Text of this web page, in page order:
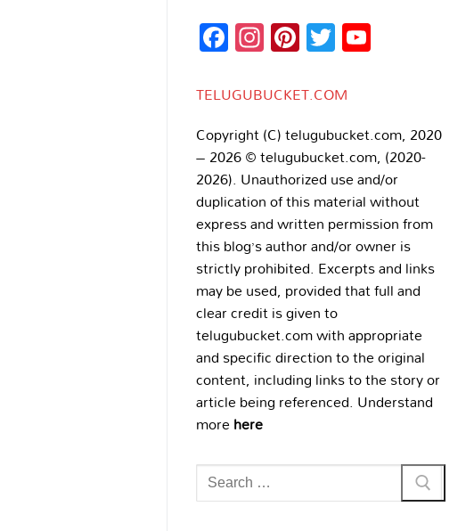
Facebook
Instagram
Pinterest
Twitter
TELUGUBUCKET.COM
Copyright (C) telugubucket.com, 2020
– 2026 © telugubucket.com, (2020-
2026). Unauthorized use and/or
duplication of this material without
express and written permission from
this blog’s author and/or owner is
strictly prohibited. Excerpts and links
may be used, provided that full and
clear credit is given to
telugubucket.com with appropriate
and specific direction to the original
content, including links to the story or
article being referenced. Understand
morehere
Search
for: